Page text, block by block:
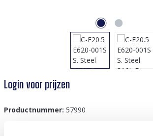
Login voor prijzen
Productnummer: 57990